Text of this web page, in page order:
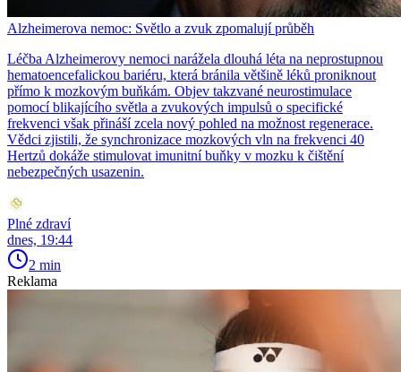
Alzheimerova nemoc: Světlo a zvuk zpomalují průběh
Léčba Alzheimerovy nemoci narážela dlouhá léta na neprostupnou
hematoencefalickou bariéru, která bránila většině léků proniknout
přímo k mozkovým buňkám. Objev takzvané neurostimulace
pomocí blikajícího světla a zvukových impulsů o specifické
frekvenci však přináší zcela nový pohled na možnost regenerace.
Vědci zjistili, že synchronizace mozkových vln na frekvenci 40
Hertzů dokáže stimulovat imunitní buňky v mozku k čištění
nebezpečných usazenin.
Plné zdraví
dnes, 19:44
2 min
Reklama